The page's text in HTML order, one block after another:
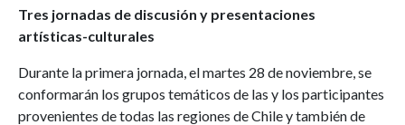
Tres jornadas de discusión y presentaciones
artísticas-culturales
Durante la primera jornada, el martes 28 de noviembre, se
conformarán los grupos temáticos de las y los participantes
provenientes de todas las regiones de Chile y también de